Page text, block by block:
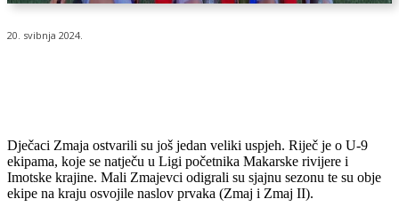
20. svibnja 2024.
Dječaci Zmaja ostvarili su još jedan veliki uspjeh. Riječ je o U-9
ekipama, koje se natječu u Ligi početnika Makarske rivijere i
Imotske krajine. Mali Zmajevci odigrali su sjajnu sezonu te su obje
ekipe na kraju osvojile naslov prvaka (Zmaj i Zmaj II).